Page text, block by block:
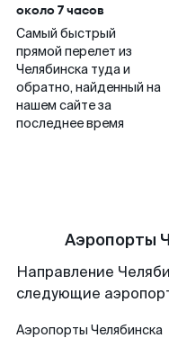
около 7 часов
Самый быстрый
прямой перелет из
Челябинска туда и
обратно, найденный на
нашем сайте за
последнее время
Аэропорты
Направление
следующие
Аэропорты Челябинска